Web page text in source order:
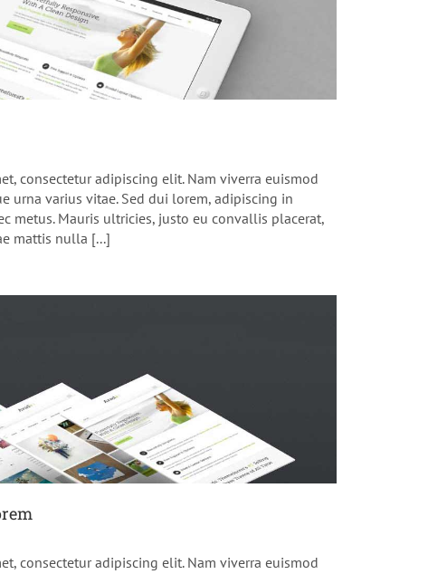
consectetur adipiscing elit. Nam viverra euismod
urna varius vitae. Sed dui lorem, adipiscing in
metus. Mauris ultricies, justo eu convallis placerat,
mattis nulla [...]
consectetur adipiscing elit. Nam viverra euismod